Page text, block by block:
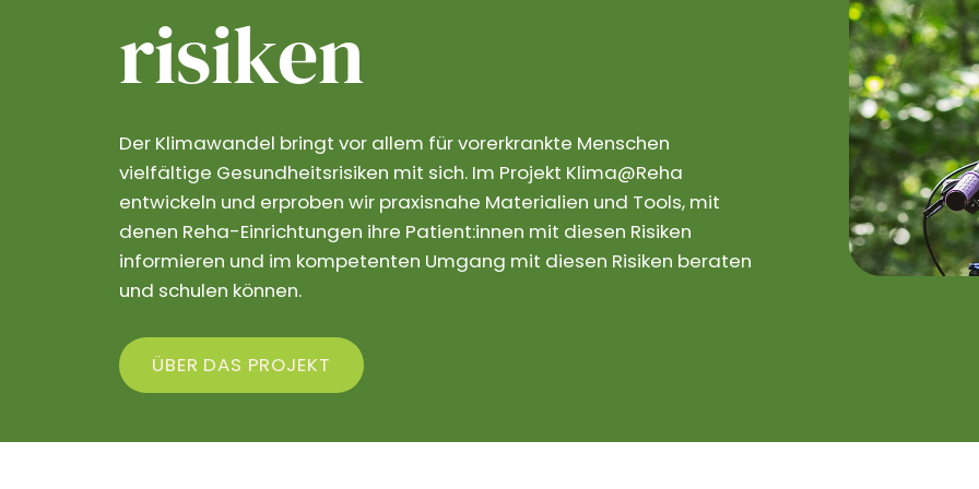
risiken
Der Klimawandel bringt vor allem für vorerkrankte Menschen
vielfältige Gesundheitsrisiken mit sich. Im Projekt Klima@Reha
entwickeln und erproben wir praxisnahe Materialien und Tools, mit
denen Reha-Einrichtungen ihre Patient:innen mit diesen Risiken
informieren und im kompetenten Umgang mit diesen Risiken beraten
und schulen können.
ÜBER DAS PROJEKT